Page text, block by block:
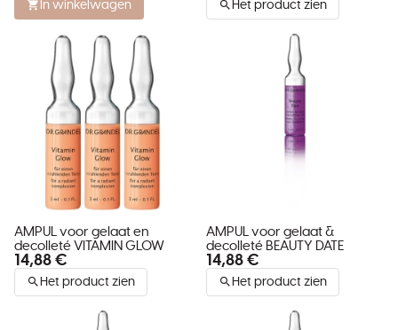
In winkelwagen Het product zien
AMPUL voor gelaat en
decolleté VITAMIN GLOW
14,88 €
Het product zien
AMPUL voor gelaat &
decolleté BEAUTY DATE
14,88 €
Het product zien